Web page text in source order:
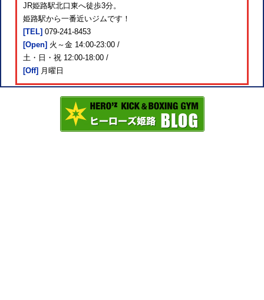
JR姫路駅北口東へ徒歩3分。
姫路駅から一番近いジムです！
[TEL] 079-241-8453
[Open] 火～金 14:00-23:00 /
土・日・祝 12:00-18:00 /
[Off] 月曜日